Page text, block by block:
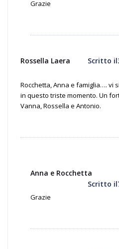
Grazie
Rossella Laera Scritto
Rocchetta, Anna e famiglia…. vi
in questo triste momento. Un
Vanna, Rossella e Antonio.
Anna e Rocchetta
Scritto
Grazie